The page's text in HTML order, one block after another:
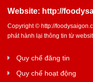
Website: http://
Copyright © http://
phát hành lại thông tin từ
Quy chế đăng tin
Quy chế hoạt động